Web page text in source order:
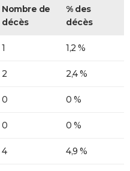
Nombre de
décès
% des
décès
1 1,2 %
2 2,4 %
0 0 %
0 0 %
4 4,9 %